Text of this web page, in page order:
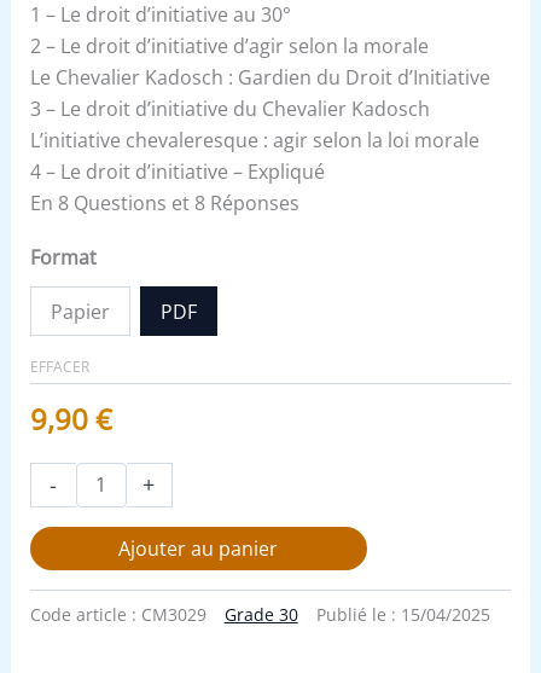
1 – Le droit d’initiative au 30°
2 – Le droit d’initiative d’agir selon la morale
Le Chevalier Kadosch : Gardien du Droit d’Initiative
3 – Le droit d’initiative du Chevalier Kadosch
L’initiative chevaleresque : agir selon la loi morale
4 – Le droit d’initiative – Expliqué
En 8 Questions et 8 Réponses
Format
Papier PDF
EFFACER
9,90€
- +
Ajouter au panier
Code article : CM3029 Grade 30 Publié le : 15/04/2025